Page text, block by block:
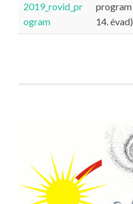
2019_rovid_pr
ogram
14. évad)